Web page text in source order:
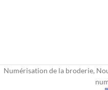
Numérisation de la broderie,